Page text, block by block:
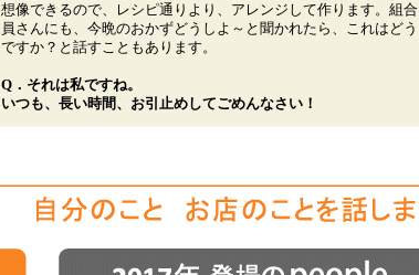
想像できるので、レシピ通りより、アレンジして作ります。組合
員さんにも、今晩のおかずどうしよ～と聞かれたら、これはどう
ですか？と話すこともあります。
Q．それは私ですね。
いつも、長い時間、お引止めしてごめんなさい！